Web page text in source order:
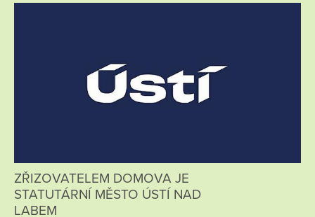
ZŘIZOVATELEM DOMOVA JE
STATUTÁRNÍ MĚSTO ÚSTÍ NAD
LABEM